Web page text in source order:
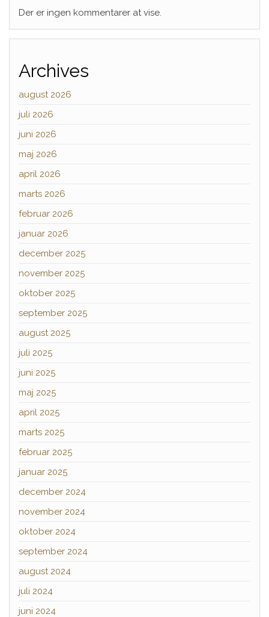
Der er ingen kommentarer at vise.
Archives
august 2026
juli 2026
juni 2026
maj 2026
april 2026
marts 2026
februar 2026
januar 2026
december 2025
november 2025
oktober 2025
september 2025
august 2025
juli 2025
juni 2025
maj 2025
april 2025
marts 2025
februar 2025
januar 2025
december 2024
november 2024
oktober 2024
september 2024
august 2024
juli 2024
juni 2024